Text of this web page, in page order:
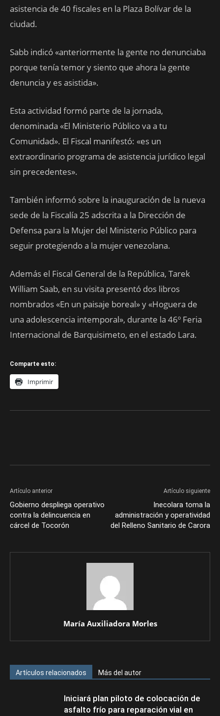
asistencia de 40 fiscales en la Plaza Bolívar de la
ciudad.
Sabb indicó «anteriormente la gente no denunciaba
porque tenía temor y siento que ahora la gente
denuncia y es asistida».
Esta actividad formó parte de la jornada,
denominada «El Ministerio Público va a tu
Comunidad». El Fiscal manifestó: «es un
extraordinario programa de asistencia jurídico legal
sin precedentes».
También informó sobre la inauguración de la nueva
sede de la Fiscalía 25 adscrita a la Dirección de
Defensa para la Mujer del Ministerio Público para
seguir protegiendo a la mujer venezolana.
Además el Fiscal General de la República, Tarek
William Saab, en su visita presentó dos libros
nombrados «En un paisaje boreal» y «Hoguera de
una adolescencia intemporal», durante la 46º Feria
Internacional de Barquisimeto, en el estado Lara.
Comparte esto:
Imprimir
Artículo anterior
Gobierno despliega operativo
contra la delincuencia en
cárcel de Tocorón
Artículo siguiente
Inecolara toma la
administración y operatividad
del Relleno Sanitario de Carora
María Auxiliadora Morles
Artículos relacionados Más del autor
Iniciará plan piloto de colocación de
asfalto frío para reparación vial en